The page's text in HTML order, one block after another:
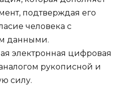
подтверждая его
человека с
данными.
электронная цифровая
рукописной и
силу.